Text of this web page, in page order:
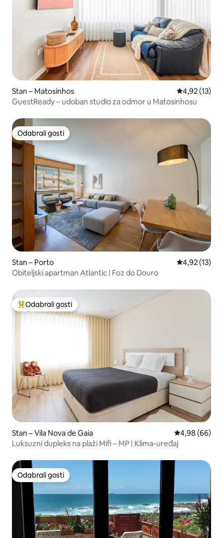
Stan – Matosinhos Prosječna
4,92 (13)
GuestReady – udoban studio za odmor u Matosinhosu
Odabrali gosti
Odabrali gosti
Stan – Porto Prosječna
4,92 (13)
Obiteljski apartman Atlantic | Foz do Douro
Među najviše rangiranima s oznakom „Odabrali gosti”
Odabrali gosti
Stan – Vila Nova de Gaia Prosječna
4,98 (66)
Luksuzni dupleks na plaži Mifi – MP | Klima-uređaj
Odabrali gosti
Odabrali gosti